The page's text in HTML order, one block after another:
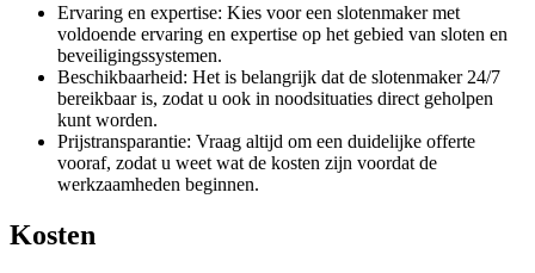
Ervaring en expertise: Kies voor een slotenmaker met
voldoende ervaring en expertise op het gebied van sloten en
beveiligingssystemen.
Beschikbaarheid: Het is belangrijk dat de slotenmaker 24/7
bereikbaar is, zodat u ook in noodsituaties direct geholpen
kunt worden.
Prijstransparantie: Vraag altijd om een duidelijke offerte
vooraf, zodat u weet wat de kosten zijn voordat de
werkzaamheden beginnen.
Kosten